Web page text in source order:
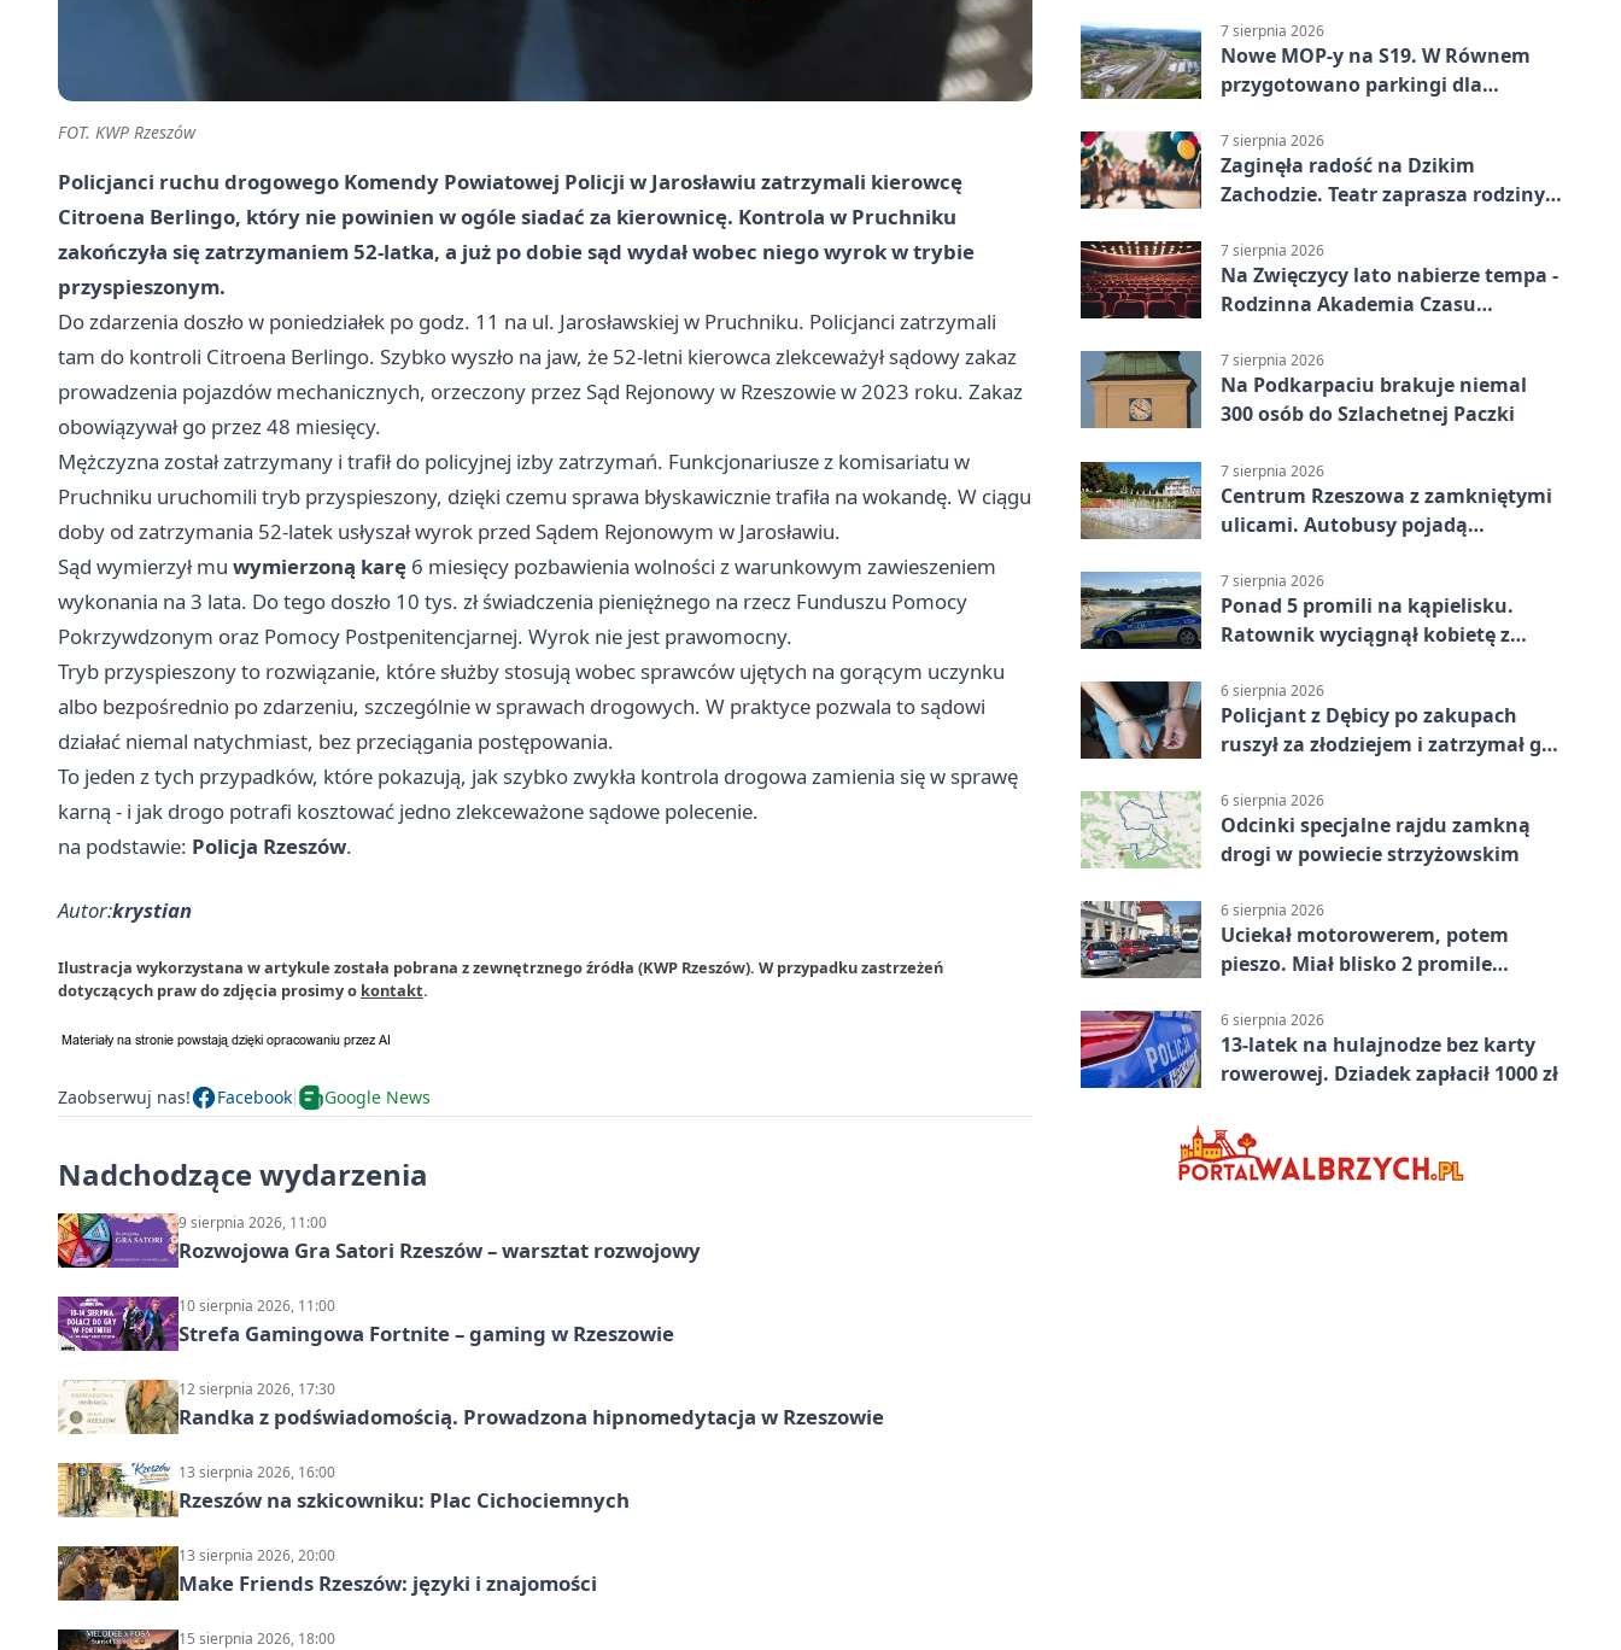
FOT. KWP Rzeszów
Policjanci ruchu drogowego Komendy Powiatowej Policji w Jarosławiu zatrzymali kierowcę
Citroena Berlingo, który nie powinien w ogóle siadać za kierownicę. Kontrola w Pruchniku
zakończyła się zatrzymaniem 52-latka, a już po dobie sąd wydał wobec niego wyrok w trybie
przyspieszonym.
Do zdarzenia doszło w poniedziałek po godz. 11 na ul. Jarosławskiej w Pruchniku. Policjanci zatrzymali
tam do kontroli Citroena Berlingo. Szybko wyszło na jaw, że 52-letni kierowca zlekceważył sądowy zakaz
prowadzenia pojazdów mechanicznych, orzeczony przez Sąd Rejonowy w Rzeszowie w 2023 roku. Zakaz
obowiązywał go przez 48 miesięcy.
Mężczyzna został zatrzymany i trafił do policyjnej izby zatrzymań. Funkcjonariusze z komisariatu w
Pruchniku uruchomili tryb przyspieszony, dzięki czemu sprawa błyskawicznie trafiła na wokandę. W ciągu
doby od zatrzymania 52-latek usłyszał wyrok przed Sądem Rejonowym w Jarosławiu.
Sąd wymierzył mu wymierzoną karę 6 miesięcy pozbawienia wolności z warunkowym zawieszeniem
wykonania na 3 lata. Do tego doszło 10 tys. zł świadczenia pieniężnego na rzecz Funduszu Pomocy
Pokrzywdzonym oraz Pomocy Postpenitencjarnej. Wyrok nie jest prawomocny.
Tryb przyspieszony to rozwiązanie, które służby stosują wobec sprawców ujętych na gorącym uczynku
albo bezpośrednio po zdarzeniu, szczególnie w sprawach drogowych. W praktyce pozwala to sądowi
działać niemal natychmiast, bez przeciągania postępowania.
To jeden z tych przypadków, które pokazują, jak szybko zwykła kontrola drogowa zamienia się w sprawę
karną - i jak drogo potrafi kosztować jedno zlekceważone sądowe polecenie.
na podstawie: Policja Rzeszów.
Autor:krystian
Ilustracja wykorzystana w artykule została pobrana z zewnętrznego źródła (KWP Rzeszów). W przypadku zastrzeżeń
dotyczących praw do zdjęcia prosimy o kontakt.
Zaobserwuj nas! Facebook Google News
Nadchodzące wydarzenia
9 sierpnia 2026, 11:00
Rozwojowa Gra Satori Rzeszów – warsztat rozwojowy
10 sierpnia 2026, 11:00
Strefa Gamingowa Fortnite – gaming w Rzeszowie
12 sierpnia 2026, 17:30
Randka z podświadomością. Prowadzona hipnomedytacja w Rzeszowie
13 sierpnia 2026, 16:00
Rzeszów na szkicowniku: Plac Cichociemnych
13 sierpnia 2026, 20:00
Make Friends Rzeszów: języki i znajomości
15 sierpnia 2026, 18:00
7 sierpnia 2026
Nowe MOP-y na S19. W Równem
przygotowano parkingi dla
7 sierpnia 2026
Zaginęła radość na Dzikim
Zachodzie. Teatr zaprasza rodziny
7 sierpnia 2026
Na Zwięczycy lato nabierze tempa -
Rodzinna Akademia Czasu
7 sierpnia 2026
Na Podkarpaciu brakuje niemal
300 osób do Szlachetnej Paczki
7 sierpnia 2026
Centrum Rzeszowa z zamkniętymi
ulicami. Autobusy pojadą
7 sierpnia 2026
Ponad 5 promili na kąpielisku.
Ratownik wyciągnął kobietę z
6 sierpnia 2026
Policjant z Dębicy po zakupach
ruszył za złodziejem i zatrzymał go
6 sierpnia 2026
Odcinki specjalne rajdu zamkną
drogi w powiecie strzyżowskim
6 sierpnia 2026
Uciekał motorowerem, potem
pieszo. Miał blisko 2 promile
6 sierpnia 2026
13-latek na hulajnodze bez karty
rowerowej. Dziadek zapłacił 1000 zł